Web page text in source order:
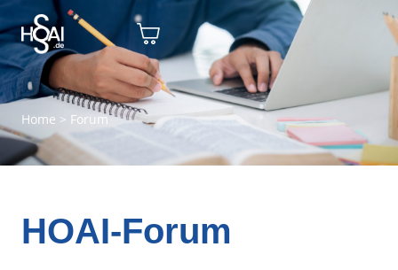
Home > Forum
HOAI-Forum